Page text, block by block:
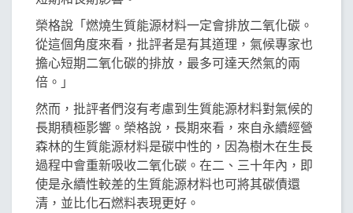
榮格說「燃燒生質能源材料一定會排放二氧化碳。
從這個角度來看，批評者是有其道理，氣候專家也
擔心短期二氧化碳的排放，最多可達天然氣的兩
倍。」
然而，批評者們沒有考慮到生質能源材料對氣候的
長期積極影響。榮格說，長期來看，來自永續經營
森林的生質能源材料是碳中性的，因為樹木在生長
過程中會重新吸收二氧化碳。在二、三十年內，即
使是永續性較差的生質能源材料也可將其碳債還
清，並比化石燃料表現更好。